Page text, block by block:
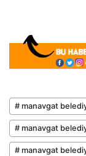
# manavgat
# manavgat
# manavgat